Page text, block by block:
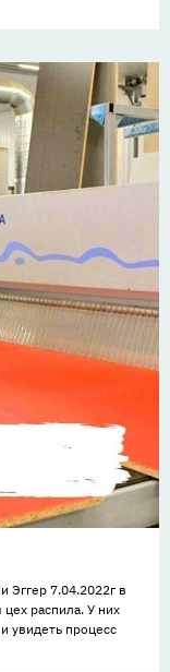
Эггер 7.04.2022г в
распила. У них
увидеть процесс